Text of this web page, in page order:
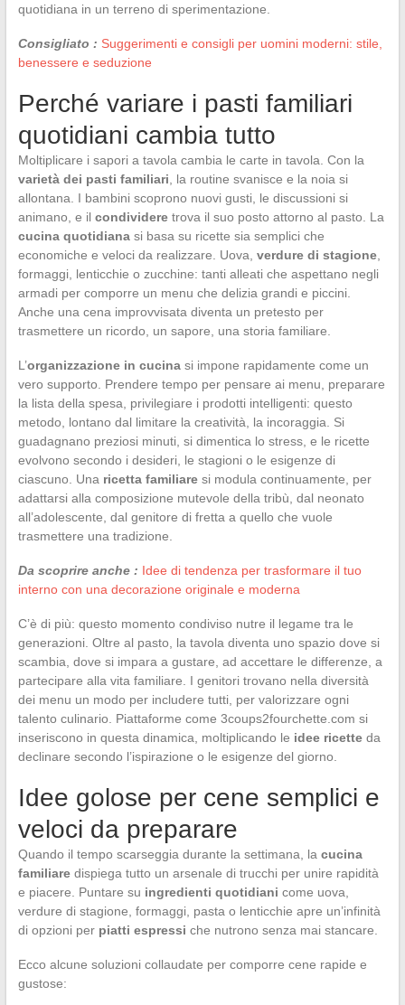
quotidiana in un terreno di sperimentazione.
Consigliato : Suggerimenti e consigli per uomini moderni: stile,
benessere e seduzione
Perché variare i pasti familiari
quotidiani cambia tutto
Moltiplicare i sapori a tavola cambia le carte in tavola. Con la
varietà dei pasti familiari , la routine svanisce e la noia si
allontana. I bambini scoprono nuovi gusti, le discussioni si
animano, e il condivideretrova il suo posto attorno al pasto. La
cucina quotidianasi basa su ricette sia semplici che
economiche e veloci da realizzare. Uova, verdure di stagione,
formaggi, lenticchie o zucchine: tanti alleati che aspettano negli
armadi per comporre un menu che delizia grandi e piccini.
Anche una cena improvvisata diventa un pretesto per
trasmettere un ricordo, un sapore, una storia familiare.
L’organizzazione in cucinasi impone rapidamente come un
vero supporto. Prendere tempo per pensare ai menu, preparare
la lista della spesa, privilegiare i prodotti intelligenti: questo
metodo, lontano dal limitare la creatività, la incoraggia. Si
guadagnano preziosi minuti, si dimentica lo stress, e le ricette
evolvono secondo i desideri, le stagioni o le esigenze di
ciascuno. Una ricetta familiaresi modula continuamente, per
adattarsi alla composizione mutevole della tribù, dal neonato
all’adolescente, dal genitore di fretta a quello che vuole
trasmettere una tradizione.
Da scoprire anche : Idee di tendenza per trasformare il tuo
interno con una decorazione originale e moderna
C’è di più: questo momento condiviso nutre il legame tra le
generazioni. Oltre al pasto, la tavola diventa uno spazio dove si
scambia, dove si impara a gustare, ad accettare le differenze, a
partecipare alla vita familiare. I genitori trovano nella diversità
dei menu un modo per includere tutti, per valorizzare ogni
talento culinario. Piattaforme come 3coups2fourchette.com si
inseriscono in questa dinamica, moltiplicando le idee ricetteda
declinare secondo l’ispirazione o le esigenze del giorno.
Idee golose per cene semplici e
veloci da preparare
Quando il tempo scarseggia durante la settimana, la cucina
familiaredispiega tutto un arsenale di trucchi per unire rapidità
e piacere. Puntare su ingredienti quotidiani come uova,
verdure di stagione, formaggi, pasta o lenticchie apre un’infinità
di opzioni per piatti espressi che nutrono senza mai stancare.
Ecco alcune soluzioni collaudate per comporre cene rapide e
gustose: